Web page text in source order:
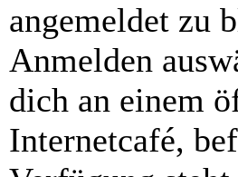
angemeldet zu
Anmelden
dich an einem
Internetcafé,